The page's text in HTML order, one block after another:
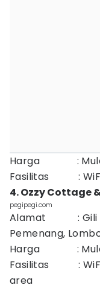
Harga : Mulai
Fasilitas : WiFi
4. Ozzy Cottage
pegipegi.com
Alamat : Gili
Pemenang,
Harga : Mulai
Fasilitas : WiFi,
area